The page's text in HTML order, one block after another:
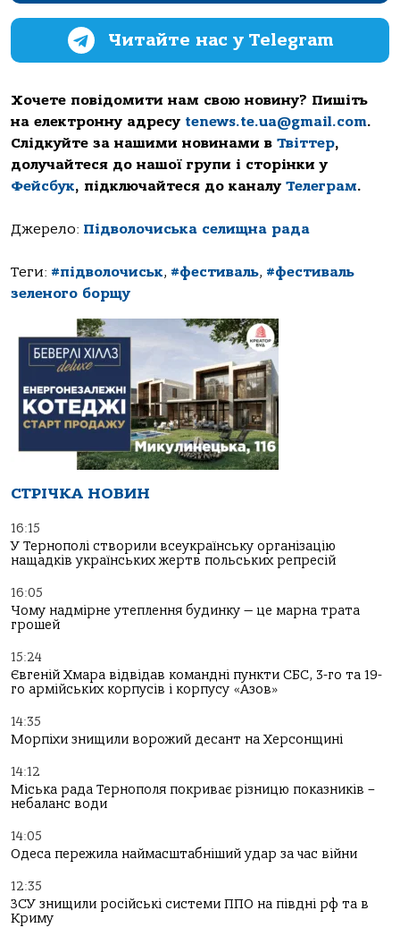
Читайте нас у Telegram
Хочете повідомити нам свою новину? Пишіть
на електронну адресу tenews.te.ua@gmail.com.
Слідкуйте за нашими новинами в Твіттер,
долучайтеся до нашої групи і сторінки у
Фейсбук, підключайтеся до каналу Телеграм.
Джерело: Підволочиська селищна рада
Теги: #підволочиськ, #фестиваль, #фестиваль
зеленого борщу
СТРІЧКА НОВИН
16:15
У Тернополі створили всеукраїнську організацію
нащадків українських жертв польських репресій
16:05
Чому надмірне утеплення будинку — це марна трата
грошей
15:24
Євгеній Хмара відвідав командні пункти СБС, 3-го та 19-
го армійських корпусів і корпусу «Азов»
14:35
Морпіхи знищили ворожий десант на Херсонщині
14:12
Міська рада Тернополя покриває різницю показників –
небаланс води
14:05
Одеса пережила наймасштабніший удар за час війни
12:35
ЗСУ знищили російські системи ППО на півдні рф та в
Криму